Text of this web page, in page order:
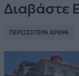
Διαβάστε
ΠΕΡΙΣΣΟΤΕΡΑ ΑΡΘΡΑ